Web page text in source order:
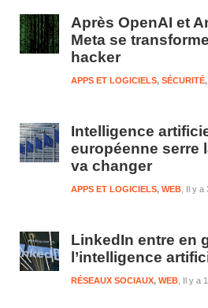
Après OpenAI et
Meta se
hacker
APPS ET LOGICIELS, SÉCURITÉ,
Intelligence
européenne serre
va changer
Il y
APPS ET LOGICIELS, WEB
LinkedIn entre en
l’intelligence
Il y a
RÉSEAUX SOCIAUX, WEB